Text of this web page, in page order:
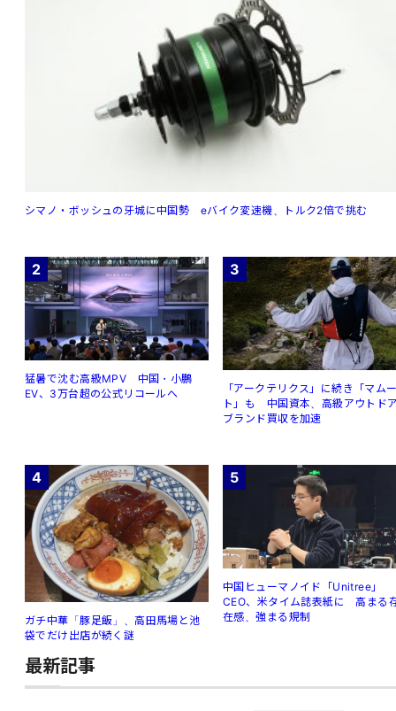
シマノ・ボッシュの牙城に中国勢 eバイク変速機、トルク2倍で挑む
2
猛暑で沈む高級MPV 中国・小鵬
EV、3万台超の公式リコールへ
3
「アークテリクス」に続き「マム
ト」も 中国資本、高級アウトド
ブランド買収を加速
4
ガチ中華「豚足飯」、高田馬場と池
袋でだけ出店が続く謎
5
中国ヒューマノイド「Unitree」
CEO、米タイム誌表紙に 高まる
在感、強まる規制
最新記事